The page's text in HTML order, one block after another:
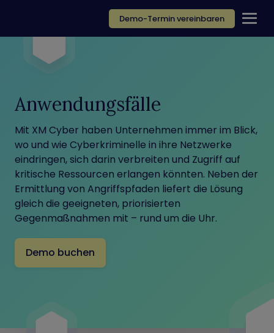
Demo-Termin vereinbaren
Anwendungsfälle
Mit XM Cyber haben Unternehmen immer im Blick,
wo und wie Cyberkriminelle in ihre Netzwerke
eindringen, sich darin verbreiten und Zugriff auf
kritische Ressourcen erlangen könnten. Neben der
Ermittlung von Angriffspfaden liefert die Lösung
gleich die geeigneten, priorisierten
Gegenmaßnahmen mit – rund um die Uhr.
Demo buchen